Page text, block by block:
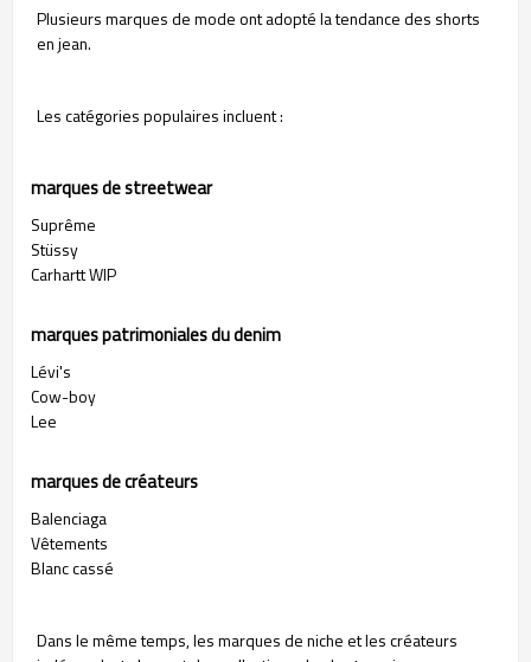
Plusieurs marques de mode ont adopté la tendance des shorts
en jean.
Les catégories populaires incluent :
marques de streetwear
Suprême
Stüssy
Carhartt WIP
marques patrimoniales du denim
Lévi's
Cow-boy
Lee
marques de créateurs
Balenciaga
Vêtements
Blanc cassé
Dans le même temps, les marques de niche et les créateurs